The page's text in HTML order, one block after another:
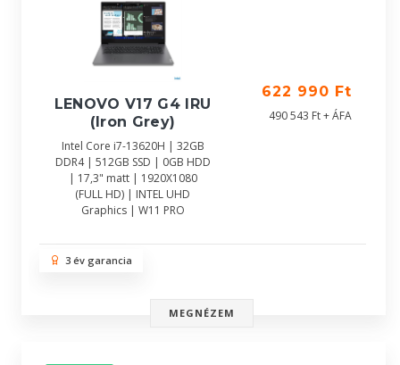
LENOVO V17 G4 IRU
(Iron Grey)
Intel Core i7-13620H | 32GB
DDR4 | 512GB SSD | 0GB HDD
| 17,3" matt | 1920X1080
(FULL HD) | INTEL UHD
Graphics | W11 PRO
622 990 Ft
490 543 Ft + ÁFA
3 év garancia
MEGNÉZEM